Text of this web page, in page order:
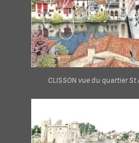
CLISSON vue du quartier St